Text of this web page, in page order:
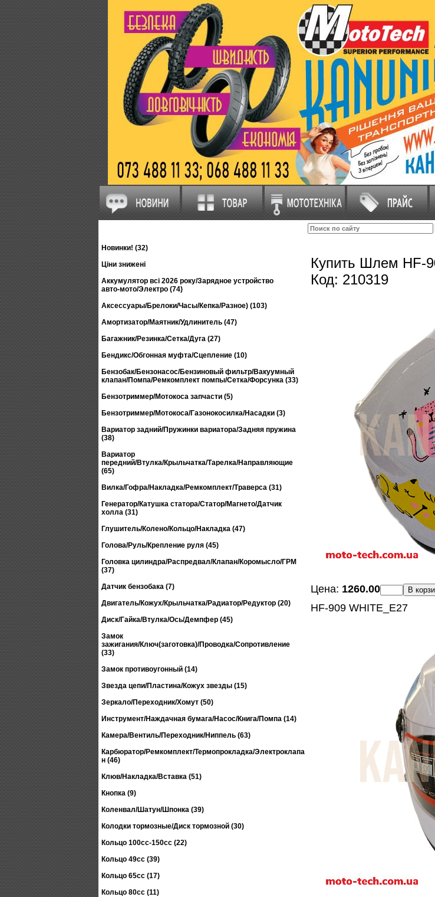
Новинки! (32)
Ціни знижені
Аккумулятор всі 2026 року/Зарядное устройство
авто-мото/Электро (74)
Аксессуары/Брелоки/Часы/Кепка/Разное) (103)
Амортизатор/Маятник/Удлинитель (47)
Багажник/Резинка/Сетка/Дуга (27)
Бендикс/Обгонная муфта/Сцепление (10)
Бензобак/Бензонасос/Бензиновый фильтр/Вакуумный
клапан/Помпа/Ремкомплект помпы/Сетка/Форсунка (33)
Бензотриммер/Мотокоса запчасти (5)
Бензотриммер/Мотокоса/Газонокосилка/Насадки (3)
Вариатор задний/Пружинки вариатора/Задняя пружина
(38)
Вариатор
передний/Втулка/Крыльчатка/Тарелка/Направляющие
(65)
Вилка/Гофра/Накладка/Ремкомплект/Траверса (31)
Генератор/Катушка статора/Статор/Магнето/Датчик
холла (31)
Глушитель/Колено/Кольцо/Накладка (47)
Голова/Руль/Крепление руля (45)
Головка цилиндра/Распредвал/Клапан/Коромысло/ГРМ
(37)
Датчик бензобака (7)
Двигатель/Кожух/Крыльчатка/Радиатор/Редуктор (20)
Диск/Гайка/Втулка/Ось/Демпфер (45)
Замок
зажигания/Ключ(заготовка)/Проводка/Сопротивление
(33)
Замок противоугонный (14)
Звезда цепи/Пластина/Кожух звезды (15)
Зеркало/Переходник/Хомут (50)
Инструмент/Наждачная бумага/Насос/Книга/Помпа (14)
Камера/Вентиль/Переходник/Ниппель (63)
Карбюратор/Ремкомплект/Термопрокладка/Электроклапа
н (46)
Клюв/Накладка/Вставка (51)
Кнопка (9)
Коленвал/Шатун/Шпонка (39)
Колодки тормозные/Диск тормозной (30)
Кольцо 100сс-150сс (22)
Кольцо 49сс (39)
Кольцо 65сс (17)
Кольцо 80сс (11)
Купить Шлем HF-
Код: 210319
Цена: 1260.00 В
HF-909 WHITE_E27